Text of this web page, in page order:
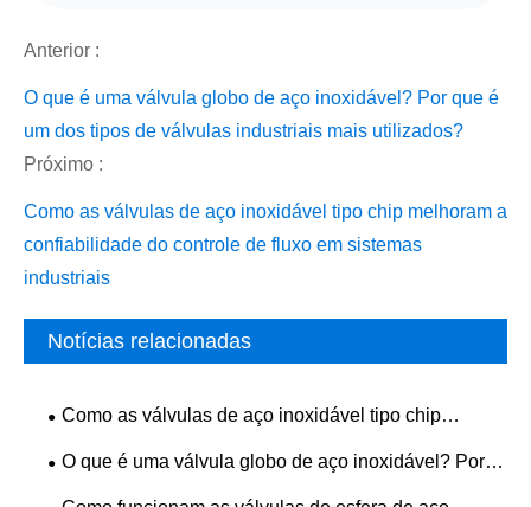
Anterior :
O que é uma válvula globo de aço inoxidável? Por que é
um dos tipos de válvulas industriais mais utilizados?
Próximo :
Como as válvulas de aço inoxidável tipo chip melhoram a
confiabilidade do controle de fluxo em sistemas
industriais
Notícias relacionadas
Como as válvulas de aço inoxidável tipo chip
melhoram a confiabilidade do controle de fluxo em
O que é uma válvula globo de aço inoxidável? Por
que é um dos tipos de válvulas industriais mais